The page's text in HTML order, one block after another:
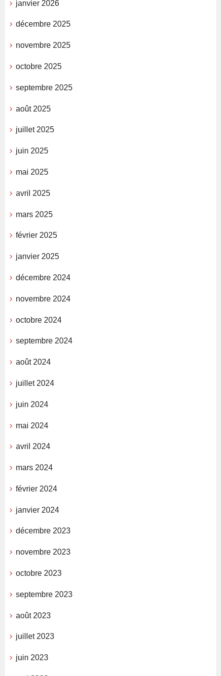
janvier 2026
décembre 2025
novembre 2025
octobre 2025
septembre 2025
août 2025
juillet 2025
juin 2025
mai 2025
avril 2025
mars 2025
février 2025
janvier 2025
décembre 2024
novembre 2024
octobre 2024
septembre 2024
août 2024
juillet 2024
juin 2024
mai 2024
avril 2024
mars 2024
février 2024
janvier 2024
décembre 2023
novembre 2023
octobre 2023
septembre 2023
août 2023
juillet 2023
juin 2023